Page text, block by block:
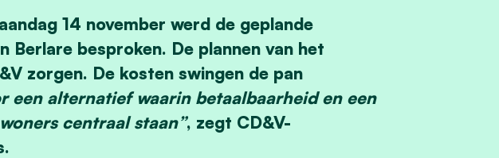
14 november werd de geplande
Berlare besproken. De plannen van het
zorgen. De kosten swingen de pan
een alternatief waarin betaalbaarheid en een
centraal staan”, zegt CD&V-